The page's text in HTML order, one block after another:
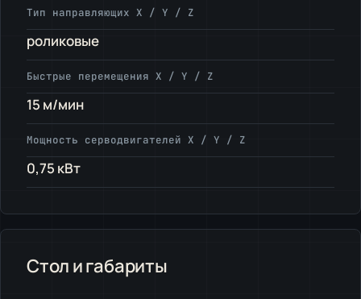
Тип направляющих X / Y / Z
роликовые
Быстрые перемещения X / Y / Z
15 м/мин
Мощность серводвигателей X / Y / Z
0,75 кВт
Стол и габариты